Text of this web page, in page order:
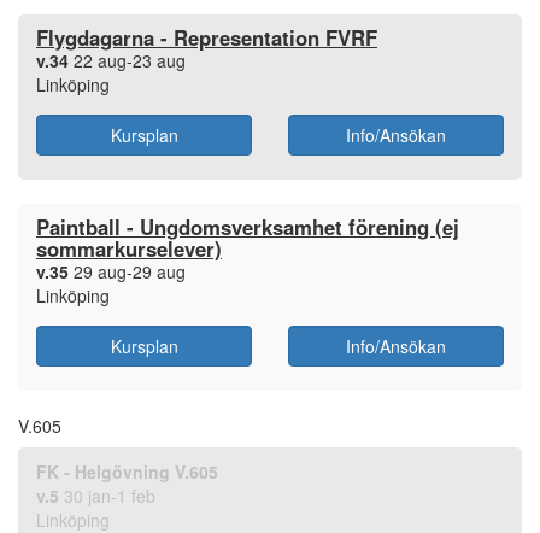
Flygdagarna - Representation FVRF
v.34 22 aug-23 aug
Linköping
Kursplan Info/Ansökan
Paintball - Ungdomsverksamhet förening (ej
sommarkurselever)
v.35 29 aug-29 aug
Linköping
Kursplan Info/Ansökan
V.605
FK - Helgövning V.605
v.5 30 jan-1 feb
Linköping